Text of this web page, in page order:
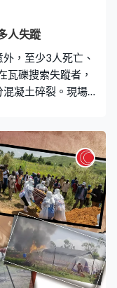
人失蹤
，至少3人死亡、
瓦礫搜索失蹤者，
凝土碎裂。現場
馬來西亞籍旅客死
為泳池，正調查事